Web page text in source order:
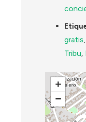
gratis
Tribu
+
−